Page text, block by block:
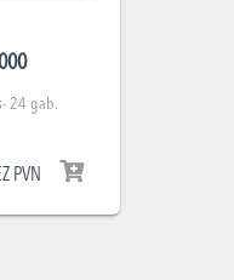
24 gab.
PVN